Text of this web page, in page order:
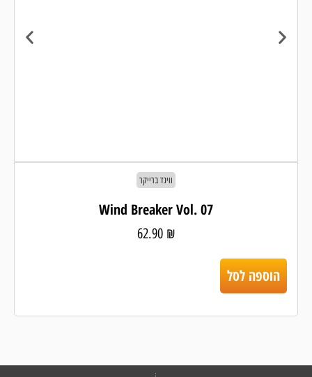
ווינד ברייקר
Wind Breaker Vol. 07
62.90 ₪
הוספה לסל